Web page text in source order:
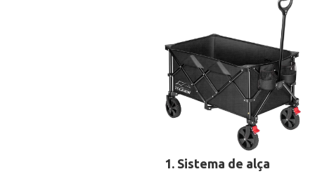
1. Sistema de alça